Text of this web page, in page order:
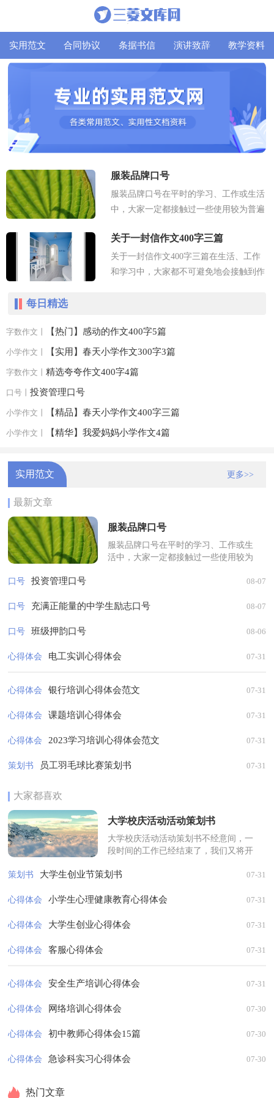
实用范文 合同协议 条据书信 演讲致辞 教学资料
服装品牌口号
服装品牌口号在平时的学习、工作或生活
中，大家一定都接触过一些使用较为普遍
感，指示明确。你还在找寻优秀经典...
关于一封信作文400字三篇
关于一封信作文400字三篇在生活、工作
和学习中，大家都不可避免地会接触到作
每日精选
字数作文丨 【热门】感动的作文400字5篇
小学作文丨 【实用】春天小学作文300字3篇
字数作文丨 精选夸夸作文400字4篇
口号丨 投资管理口号
小学作文丨 【精品】春天小学作文400字三篇
小学作文丨 【精华】我爱妈妈小学作文4篇
实用范文 更多>>
最新文章
服装品牌口号
服装品牌口号在平时的学习、工作或生
活中，大家一定都接触过一些使用较为
节奏感，指示明确。你还在找寻优秀经
口号 投资管理口号 08-07
口号 充满正能量的中学生励志口号 08-07
口号 班级押韵口号 08-06
心得体会 电工实训心得体会 07-31
心得体会 银行培训心得体会范文 07-31
心得体会 课题培训心得体会 07-31
心得体会 2023学习培训心得体会范文 07-31
策划书 员工羽毛球比赛策划书 07-31
大家都喜欢
大学校庆活动活动策划书
大学校庆活动活动策划书不经意间，一
段时间的工作已经结束了，我们又将开
是不是要好好写一份策划书了。相信写
策划书 大学生创业节策划书 07-31
心得体会 小学生心理健康教育心得体会 07-31
心得体会 大学生创业心得体会 07-31
心得体会 客服心得体会 07-31
心得体会 安全生产培训心得体会 07-31
心得体会 网络培训心得体会 07-30
心得体会 初中教师心得体会15篇 07-30
心得体会 急诊科实习心得体会 07-30
热门文章